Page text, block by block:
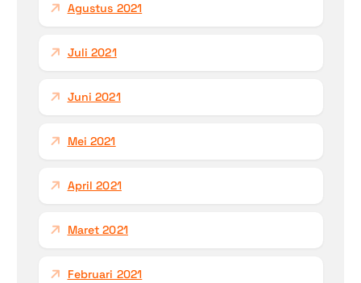
Agustus 2021
Juli 2021
Juni 2021
Mei 2021
April 2021
Maret 2021
Februari 2021